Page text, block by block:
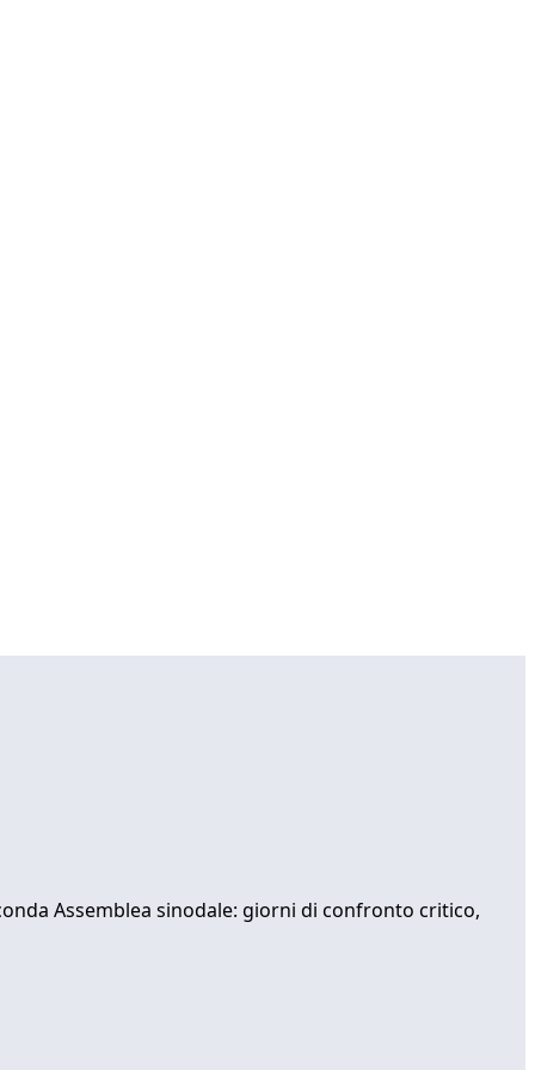
Assemblea sinodale: giorni di confronto critico,